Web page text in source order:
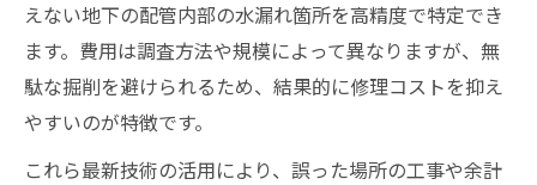
えない地下の配管内部の水漏れ箇所を高精度で特定でき
ます。費用は調査方法や規模によって異なりますが、無
駄な掘削を避けられるため、結果的に修理コストを抑え
やすいのが特徴です。
これら最新技術の活用により、誤った場所の工事や余計